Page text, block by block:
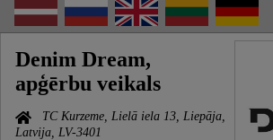
Denim Dream,
apģērbu veikals
TC Kurzeme, Lielā iela 13, Liepāja,
Latvija, LV-3401